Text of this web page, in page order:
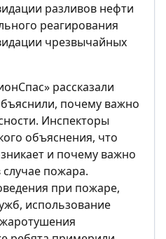
разливов нефти
реагирования
чрезвычайных
рассказали
почему важно
Инспекторы
объяснения, что
и почему важно
случае пожара.
при пожаре,
использование